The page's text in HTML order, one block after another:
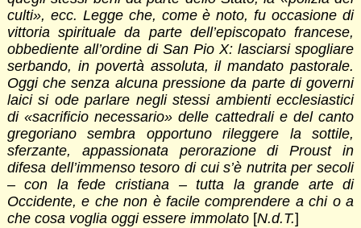
culti», ecc. Legge che, come è noto, fu occasione di
vittoria spirituale da parte dell’episcopato francese,
obbediente all’ordine di San Pio X: lasciarsi spogliare
serbando, in povertà assoluta, il mandato pastorale.
Oggi che senza alcuna pressione da parte di governi
laici si ode parlare negli stessi ambienti ecclesiastici
di «sacrificio necessario» delle cattedrali e del canto
gregoriano sembra opportuno rileggere la sottile,
sferzante, appassionata perorazione di Proust in
difesa dell’immenso tesoro di cui s’è nutrita per secoli
– con la fede cristiana – tutta la grande arte di
Occidente, e che non è facile comprendere a chi o a
che cosa voglia oggi essere immolato[N.d.T.]